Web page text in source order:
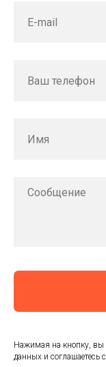
Нажимая на кнопку, вы
данных и соглашаетесь